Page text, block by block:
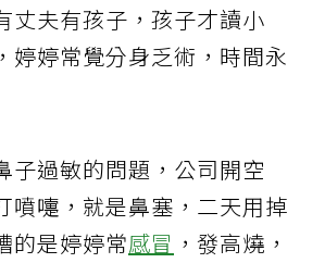
丈夫有孩子，孩子才讀小
婷婷常覺分身乏術，時間永
子過敏的問題，公司開空
噴嚏，就是鼻塞，二天用掉
的是婷婷常感冒 ，發高燒，